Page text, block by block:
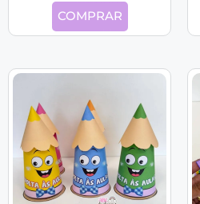
COMPRAR